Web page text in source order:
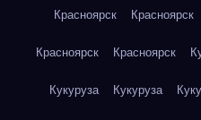
Красноярск Красноярск
Красноярск Красноярск
Кукуруза Кукуруза